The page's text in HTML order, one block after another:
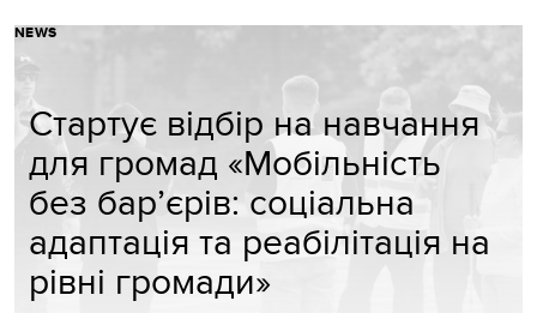
NEWS
Стартує відбір на навчання
для громад «Мобільність
без бар’єрів: соціальна
адаптація та реабілітація на
рівні громади»